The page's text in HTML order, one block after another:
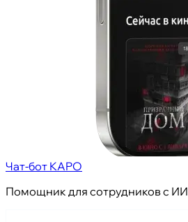
Чат-бот KAPO
Помощник для сотрудников с ИИ